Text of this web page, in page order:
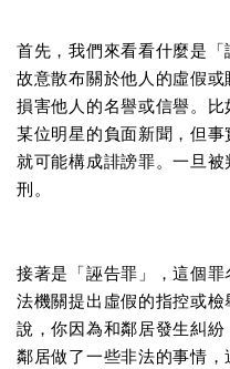
首先，我們來看看什麼是
故意散布關於他人的虛假
損害他人的名譽或信譽。
某位明星的負面新聞，但
就可能構成誹謗罪。一旦
刑。
接著是「誣告罪」，這個
法機關提出虛假的指控或
說，你因為和鄰居發生糾
鄰居做了一些非法的事情